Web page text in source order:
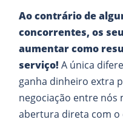
Ao contrário de
concorrentes, os
aumentar como
serviço! A única
ganha dinheiro extra
negociação entre nós
abertura direta com o